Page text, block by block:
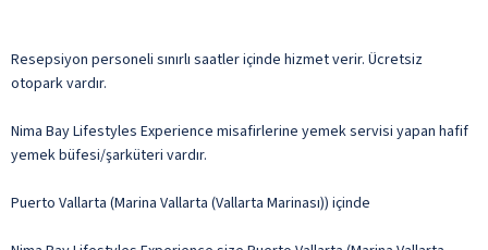
Resepsiyon personeli sınırlı saatler içinde hizmet verir. Ücretsiz
otopark vardır.
Nima Bay Lifestyles Experience misafirlerine yemek servisi yapan hafif
yemek büfesi/şarküteri vardır.
Puerto Vallarta (Marina Vallarta (Vallarta Marinası)) içinde